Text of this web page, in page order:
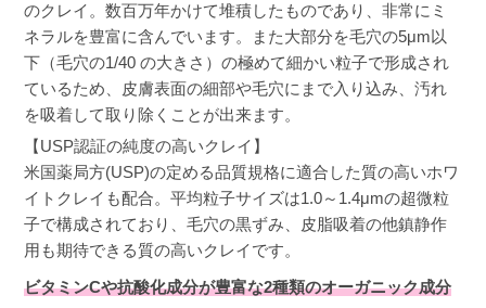
マロン
非公開
投稿日
2025/10/26
鼻の毛穴の黒ずみが少しずつ良くなってきまし
た。
のクレイ。数百万年かけて堆積したものであり、非常にミ
ネラルを豊富に含んでいます。また大部分を毛穴の5μm以
下（毛穴の1/40 の大きさ）の極めて細かい粒子で形成され
ているため、皮膚表面の細部や毛穴にまで入り込み、汚れ
を吸着して取り除くことが出来ます。
【USP認証の純度の高いクレイ】
米国薬局方(USP)の定める品質規格に適合した質の高いホワ
イトクレイも配合。平均粒子サイズは1.0～1.4μmの超微粒
子で構成されており、毛穴の黒ずみ、皮脂吸着の他鎮静作
用も期待できる質の高いクレイです。
ビタミンCや抗酸化成分が豊富な2種類のオーガニック成分